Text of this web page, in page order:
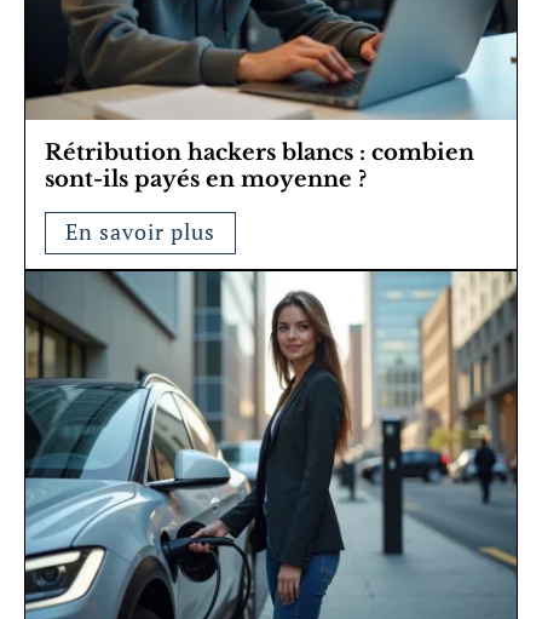
Rétribution hackers blancs : combien
sont-ils payés en moyenne ?
En savoir plus